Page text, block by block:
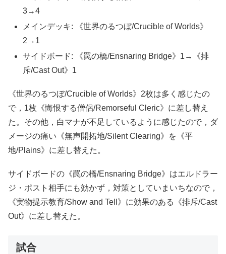
3→4
メインデッキ: 《世界のるつぼ/Crucible of Worlds》
2→1
サイドボード: 《罠の橋/Ensnaring Bridge》1→《排
斥/Cast Out》1
《世界のるつぼ/Crucible of Worlds》2枚は多く感じたの
で，1枚《悔恨する僧侶/Remorseful Cleric》に差し替え
た。その他，白マナが不足しているように感じたので，ダ
メージの痛い《無声開拓地/Silent Clearing》を《平
地/Plains》に差し替えた。
サイドボードの《罠の橋/Ensnaring Bridge》はエルドラー
ジ・ポスト相手にも効かず，対策としていまいちなので，
《実物提示教育/Show and Tell》に効果のある《排斥/Cast
Out》に差し替えた。
試合